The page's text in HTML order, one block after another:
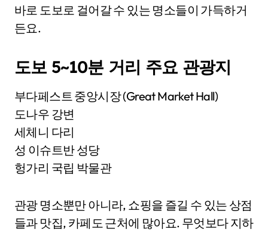
바로 도보로 걸어갈 수 있는 명소들이 가득하거
든요.
도보 5~10분 거리 주요 관광지
부다페스트 중앙시장 (Great Market Hall)
도나우 강변
세체니 다리
성 이슈트반 성당
헝가리 국립 박물관
관광 명소뿐만 아니라, 쇼핑을 즐길 수 있는 상점
들과 맛집, 카페도 근처에 많아요. 무엇보다 지하